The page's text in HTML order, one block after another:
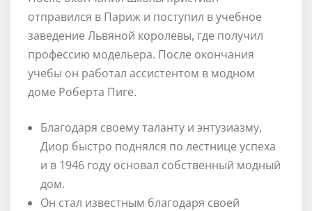
отправился в Париж и поступил в учебное
заведение Львяной королевы, где получил
профессию модельера. После окончания
учебы он работал ассистентом в модном
доме Роберта Пиге.
Благодаря своему таланту и энтузиазму,
Диор быстро поднялся по лестнице успеха
и в 1946 году основал собственный модный
дом.
Он стал известным благодаря своей